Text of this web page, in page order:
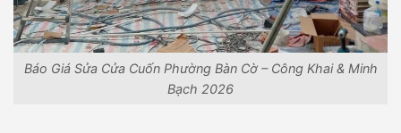
Báo Giá Sửa Cửa Cuốn Phường Bàn Cờ – Công Khai & Minh
Bạch 2026